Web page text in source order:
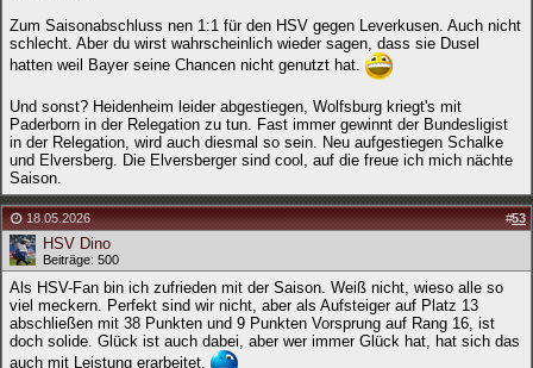
Zum Saisonabschluss nen 1:1 für den HSV gegen Leverkusen. Auch nicht
schlecht. Aber du wirst wahrscheinlich wieder sagen, dass sie Dusel
hatten weil Bayer seine Chancen nicht genutzt hat.
Und sonst? Heidenheim leider abgestiegen, Wolfsburg kriegt's mit
Paderborn in der Relegation zu tun. Fast immer gewinnt der Bundesligist
in der Relegation, wird auch diesmal so sein. Neu aufgestiegen Schalke
und Elversberg. Die Elversberger sind cool, auf die freue ich mich nächte
Saison.
18.05.2026 #53
HSV Dino
Beiträge: 500
Als HSV-Fan bin ich zufrieden mit der Saison. Weiß nicht, wieso alle so
viel meckern. Perfekt sind wir nicht, aber als Aufsteiger auf Platz 13
abschließen mit 38 Punkten und 9 Punkten Vorsprung auf Rang 16, ist
doch solide. Glück ist auch dabei, aber wer immer Glück hat, hat sich das
auch mit Leistung erarbeitet.